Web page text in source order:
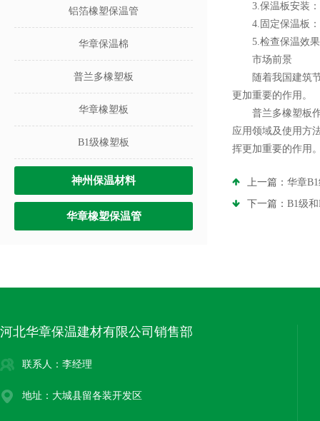
铝箔橡塑保温管
华章保温棉
普兰多橡塑板
华章橡塑板
B1级橡塑板
神州保温材料
华章橡塑保温管
3.保温板安装：
4.固定保温板：
5.检查保温效果
市场前景
随着我国建筑节
更加重要的作用。
普兰多橡塑板作
应用领域及使用方
挥更加重要的作用
上一篇： 华章
下一篇： B1级
河北华章保温建材有限公司销售部
联系人：李经理
地址：大城县留各装开发区